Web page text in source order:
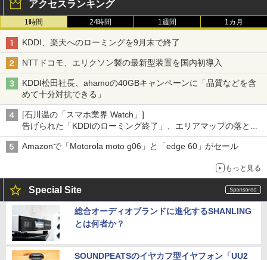
アクセスランキング
1時間 24時間 1週間 1カ月
KDDI、楽天へのローミングを9月末で終了
NTTドコモ、エリクソン製の最新型装置を国内初導入
KDDI松田社長、ahamoの40GBキャンペーンに「品質などを含
めて十分対抗できる」
[石川温の「スマホ業界 Watch」]
告げられた「KDDIのローミング終了」、エリアマップの落とし
穴と楽天モバイルの課題
Amazonで「Motorola moto g06」と「edge 60」がセール
もっと見る
Special Site
総合オーディオブランドに進化するSHANLING
とは何者か？
SOUNDPEATSのイヤカフ型イヤフォン「UU2